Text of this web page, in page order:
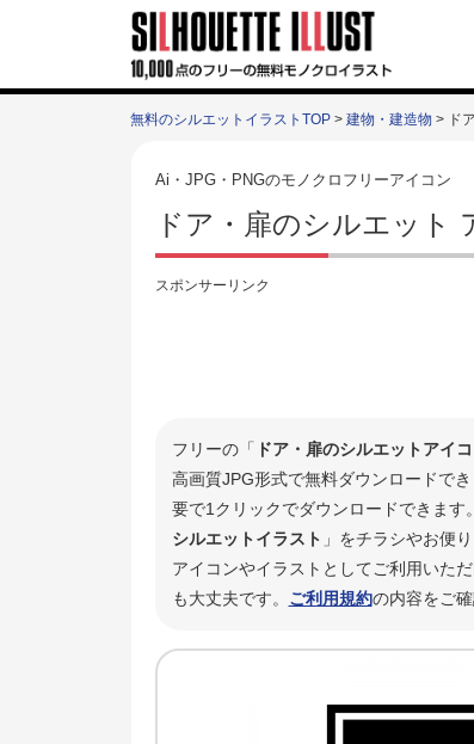
無料のシルエットイラストTOP > 建物・建造物 > ド
Ai・JPG・PNGのモノクロフリーアイコン
ドア・扉のシルエット
スポンサーリンク
フリーの「 ドア・扉のシルエットアイ
高画質JPG形式で無料ダウンロードで
要で1クリックでダウンロードできま
シルエットイラスト 」をチラシやお便
アイコンやイラストとしてご利用いた
も大丈夫です。 ご利用規約の内容をご